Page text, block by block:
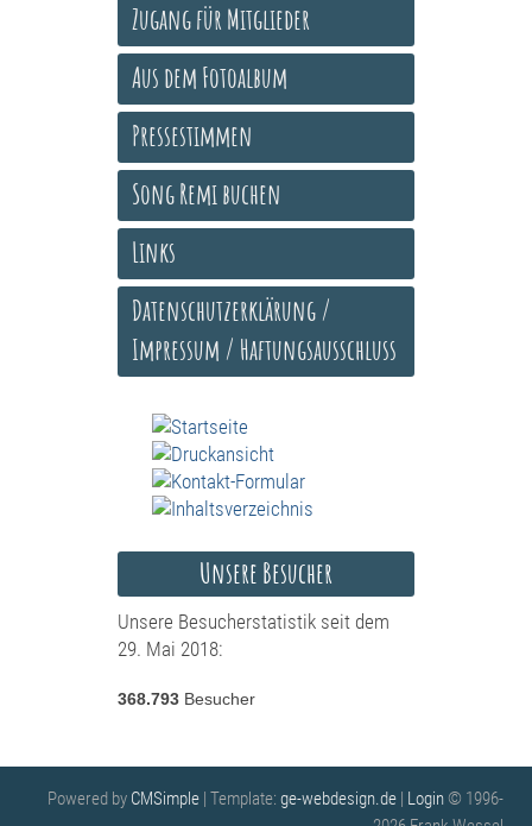
Zugang für Mitglieder
Aus dem Fotoalbum
Pressestimmen
Song Remi buchen
Links
Datenschutzerklärung /
Impressum / Haftungsausschluss
Unsere Besucher
Unsere Besucherstatistik seit dem
29. Mai 2018:
368.793 Besucher
Powered by CMSimple | Template: ge-webdesign.de | Login© 1996-